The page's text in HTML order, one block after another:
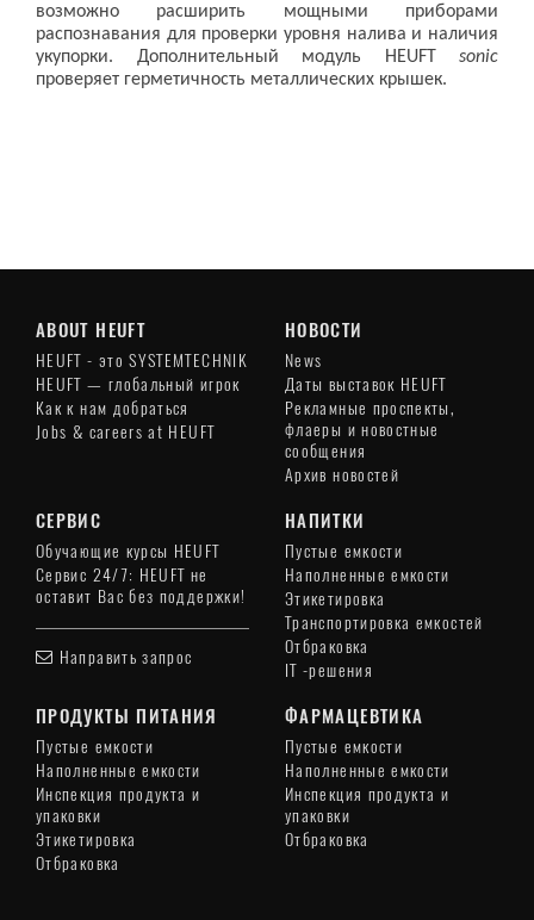
возможно расширить мощными приборами
распознавания для проверки уровня налива и наличия
укупорки. Дополнительный модуль HEUFT
sonic
проверяет герметичность металлических крышек.
ABOUT HEUFT
HEUFT - это SYSTEMTECHNIK
HEUFT — глобальный игрок
Как к нам добраться
Jobs & careers at HEUFT
НОВОСТИ
News
Даты выставок HEUFT
Рекламные проспекты,
флаеры и новостные
сообщения
Архив новостей
СЕРВИС
Обучающие курсы HEUFT
Сервис 24/7: HEUFT не
оставит Вас без поддержки!
Направить запрос
НАПИТКИ
Пустые емкости
Наполненные емкости
Этикетировка
Транспортировка емкостей
Отбраковка
IT -решения
ПРОДУКТЫ ПИТАНИЯ
Пустые емкости
Наполненные емкости
Инспекция продукта и
упаковки
Этикетировка
Отбраковка
ФАРМАЦЕВТИКА
Пустые емкости
Наполненные емкости
Инспекция продукта и
упаковки
Отбраковка